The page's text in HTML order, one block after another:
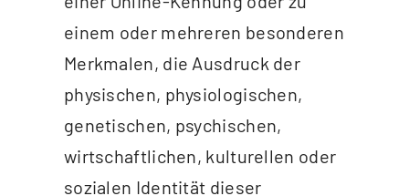
einem oder mehreren besonderen
Merkmalen, die Ausdruck der
physischen, physiologischen,
genetischen, psychischen,
wirtschaftlichen, kulturellen oder
sozialen Identität dieser